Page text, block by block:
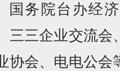
国务院台办经
三三企业交流会
协会、电电公会